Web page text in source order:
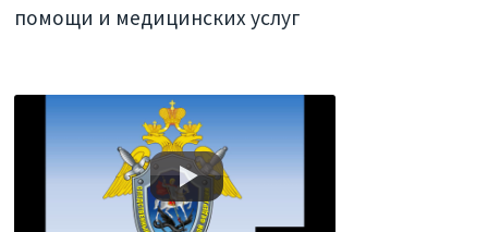
помощи и медицинских услуг